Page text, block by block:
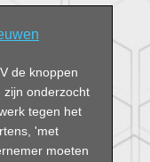
de knoppen
zijn onderzocht
tegen het
'met
moeten